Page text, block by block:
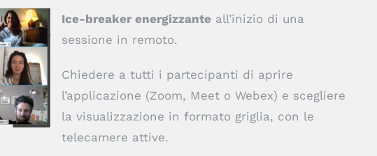
Ice-breaker energizzante all’inizio di una
sessione in remoto.
Chiedere a tutti i partecipanti di aprire
l’applicazione (Zoom, Meet o Webex) e scegliere
la visualizzazione in formato griglia, con le
telecamere attive.